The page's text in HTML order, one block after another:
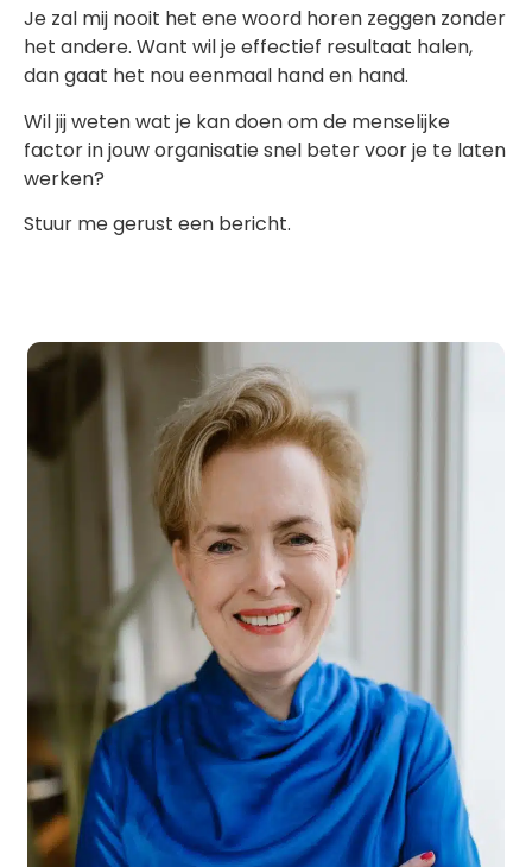
Je zal mij nooit het ene woord horen zeggen zonder
het andere. Want wil je effectief resultaat halen,
dan gaat het nou eenmaal hand en hand.
Wil jij weten wat je kan doen om de menselijke
factor in jouw organisatie snel beter voor je te laten
werken?
Stuur me gerust een bericht.